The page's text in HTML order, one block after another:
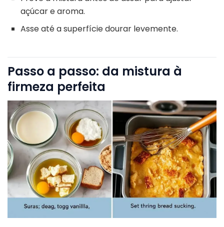
açúcar e aroma.
Asse até a superfície dourar levemente.
Passo a passo: da mistura à
firmeza perfeita